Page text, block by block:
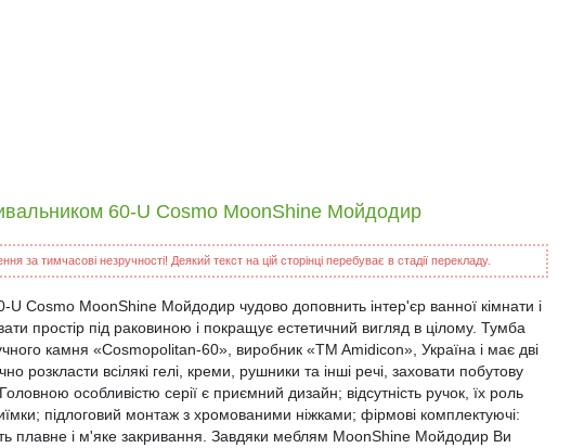
60-U Cosmo MoonShine Мойдодир
за тимчасові незручності! Деякий текст на цій сторінці перебуває в стадії перекладу.
Cosmo MoonShine Мойдодир чудово доповнить інтер'єр ванної кімнати і
простір під раковиною і покращує естетичний вигляд в цілому. Тумба
камня «Cosmopolitan-60», виробник «TM Amidicon», Україна і має дві
розкласти всілякі гелі, креми, рушники та інші речі, заховати побутову
особливістю серії є приємний дизайн; відсутність ручок, їх роль
підлоговий монтаж з хромованими ніжками; фірмові комплектуючі:
плавне і м'яке закривання. Завдяки меблям MoonShine Мойдодир Ви